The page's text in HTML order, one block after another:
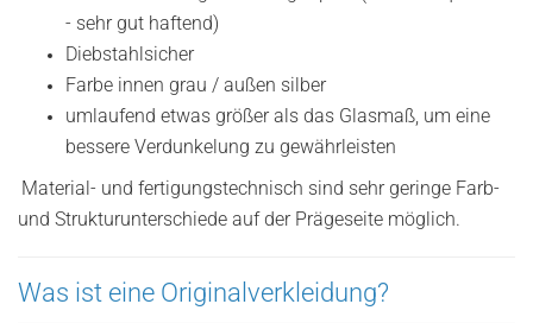
- sehr gut haftend)
Diebstahlsicher
Farbe innen grau / außen silber
umlaufend etwas größer als das Glasmaß, um eine
bessere Verdunkelung zu gewährleisten
Material- und fertigungstechnisch sind sehr geringe Farb-
und Strukturunterschiede auf der Prägeseite möglich.
Was ist eine Originalverkleidung?